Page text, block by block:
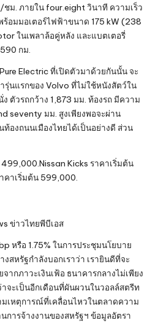
ชม. ภายใน four.eight วินาที ความเร็ว
ร้อมมอเตอร์ไฟฟ้าขนาด 175 kW (238
ในเพลาล้อคู่หลัง และแบตเตอรี่
กม.
Electric ที่เปิดตัวมาด้วยกันนั้น จะ
รุ่นแรกของ Volvo ที่ไม่ใช้หนังสัตว์ใน
ตัวรถกว้าง 1,873 มม. ท้องรถ มีความ
seventy มม. สูงเพียงพอจะผ่าน
องถนนเมืองไทยได้เป็นอย่างดี ส่วน
Kicks ราคาเริ่มต้น
คาเริ่มต้น 599,000.
ข่าวไทยพีบีเอส
หรือ 1.75% ในการประชุมนโยบาย
งสหรัฐกำลังบอกเราว่า เรายินดีที่จะ
ากภาวะเงินเฟ้อ ธนาคารกลางไม่เพียง
จะเป็นอีกเดือนที่ผันผวนในวอลล์สตรีท
เหตุการณ์ที่เคลื่อนไหวในตลาดความ
การจ้างงานของสหรัฐฯ ข้อมูลอัตรา